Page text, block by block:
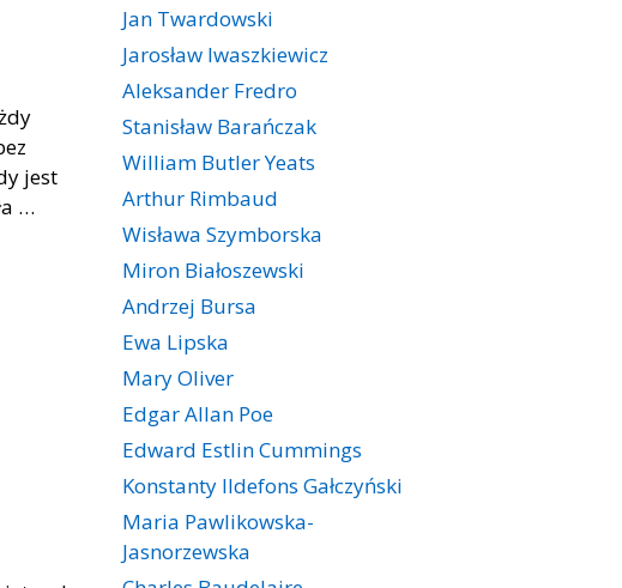
jest
…
Jan Twardowski
Jarosław Iwaszkiewicz
Aleksander Fredro
Stanisław Barańczak
William Butler Yeats
Arthur Rimbaud
Wisława Szymborska
Miron Białoszewski
Andrzej Bursa
Ewa Lipska
Mary Oliver
Edgar Allan Poe
Edward Estlin Cummings
Konstanty Ildefons Gałczyński
Maria Pawlikowska-
Jasnorzewska